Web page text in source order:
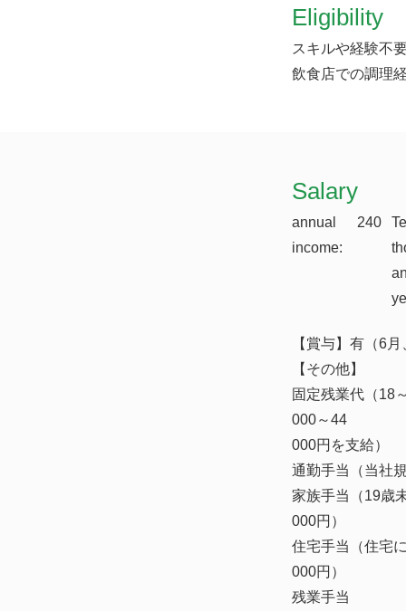
Eligibility
スキルや経験不
飲食店での調理
​Salary
annual
income:
240
【賞与】有（6
【その他】
固定残業代（18
000～44
000円を支給）
通勤手当（当社
家族手当（19歳
000円）
住宅手当（住宅
000円）
残業手当